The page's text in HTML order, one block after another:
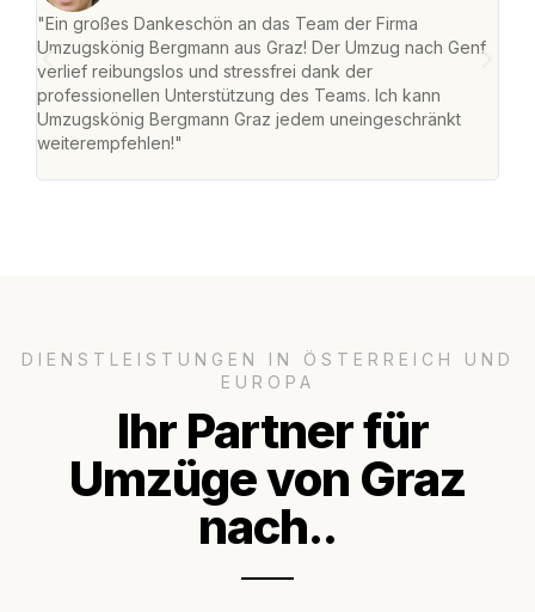
"Ein großes Dankeschön an das Team der Firma
Umzugskönig Bergmann aus Graz! Der Umzug nach Genf
verlief reibungslos und stressfrei dank der
professionellen Unterstützung des Teams. Ich kann
Umzugskönig Bergmann Graz jedem uneingeschränkt
weiterempfehlen!"
DIENSTLEISTUNGEN IN ÖSTERREICH UND
EUROPA
Ihr Partner für
Umzüge von Graz
nach..